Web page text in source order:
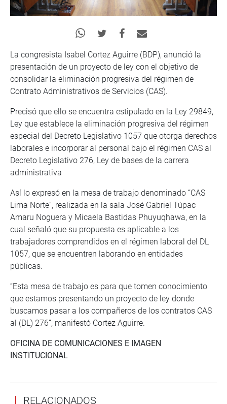
La congresista Isabel Cortez Aguirre (BDP), anunció la
presentación de un proyecto de ley con el objetivo de
consolidar la eliminación progresiva del régimen de
Contrato Administrativos de Servicios (CAS).
Precisó que ello se encuentra estipulado en la Ley 29849,
Ley que establece la eliminación progresiva del régimen
especial del Decreto Legislativo 1057 que otorga derechos
laborales e incorporar al personal bajo el régimen CAS al
Decreto Legislativo 276, Ley de bases de la carrera
administrativa
Así lo expresó en la mesa de trabajo denominado “CAS
Lima Norte”, realizada en la sala José Gabriel Túpac
Amaru Noguera y Micaela Bastidas Phuyuqhawa, en la
cual señaló que su propuesta es aplicable a los
trabajadores comprendidos en el régimen laboral del DL
1057, que se encuentren laborando en entidades
públicas.
“Esta mesa de trabajo es para que tomen conocimiento
que estamos presentando un proyecto de ley donde
buscamos pasar a los compañeros de los contratos CAS
al (DL) 276”, manifestó Cortez Aguirre.
OFICINA DE COMUNICACIONES E IMAGEN
INSTITUCIONAL
RELACIONADOS